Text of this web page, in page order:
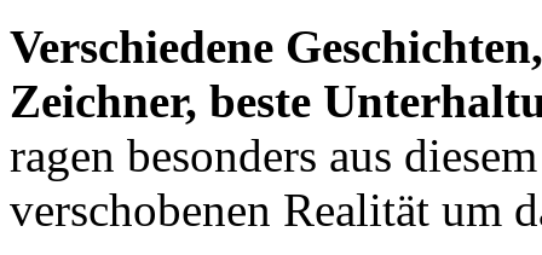
Verschiedene
Zeichner, beste
ragen besonders aus
verschobenen Realität um